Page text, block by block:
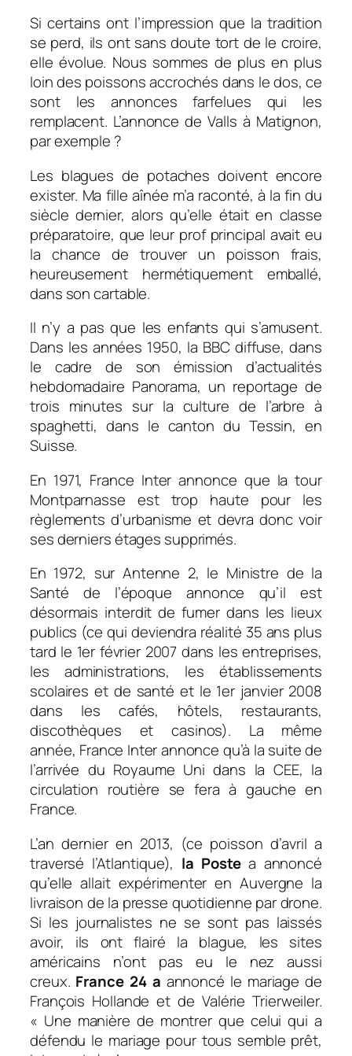
Si certains ont l’impression que la tradition
se perd, ils ont sans doute tort de le croire,
elle évolue. Nous sommes de plus en plus
loin des poissons accrochés dans le dos, ce
sont les annonces farfelues qui les
remplacent. L’annonce de Valls à Matignon,
par exemple ?
Les blagues de potaches doivent encore
exister. Ma fille aînée m’a raconté, à la fin du
siècle dernier, alors qu’elle était en classe
préparatoire, que leur prof principal avait eu
la chance de trouver un poisson frais,
heureusement hermétiquement emballé,
dans son cartable.
Il n’y a pas que les enfants qui s’amusent.
Dans les années 1950, la BBC diffuse, dans
le cadre de son émission d’actualités
hebdomadaire Panorama, un reportage de
trois minutes sur la culture de l’arbre à
spaghetti, dans le canton du Tessin, en
Suisse.
En 1971, France Inter annonce que la tour
Montparnasse est trop haute pour les
règlements d’urbanisme et devra donc voir
ses derniers étages supprimés.
En 1972, sur Antenne 2, le Ministre de la
Santé de l’époque annonce qu’il est
désormais interdit de fumer dans les lieux
publics (ce qui deviendra réalité 35 ans plus
tard le 1er février 2007 dans les entreprises,
les administrations, les établissements
scolaires et de santé et le 1er janvier 2008
dans les cafés, hôtels, restaurants,
discothèques et casinos). La même
année, France Inter annonce qu’à la suite de
l’arrivée du Royaume Uni dans la CEE, la
circulation routière se fera à gauche en
France.
L’an dernier en 2013, (ce poisson d’avril a
traversé l’Atlantique), la Postea annoncé
qu’elle allait expérimenter en Auvergne la
livraison de la presse quotidienne par drone.
Si les journalistes ne se sont pas laissés
avoir, ils ont flairé la blague, les sites
américains n’ont pas eu le nez aussi
creux. France 24 a annoncé le mariage de
François Hollande et de Valérie Trierweiler.
« Une manière de montrer que celui qui a
défendu le mariage pour tous semble prêt,